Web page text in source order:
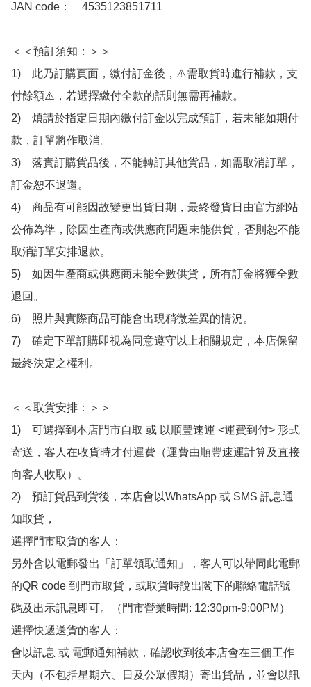
JAN code：　4535123851711
＜＜預訂須知：＞＞
1)　此乃訂購頁面，繳付訂金後，⚠️需取貨時進行補款，支
付餘額⚠️，若選擇繳付全款的話則無需再補款。
2)　煩請於指定日期內繳付訂金以完成預訂，若未能如期付
款，訂單將作取消。
3)　落實訂購貨品後，不能轉訂其他貨品，如需取消訂單，
訂金恕不退還。
4)　商品有可能因故變更出貨日期，最終發貨日由官方網站
公佈為準，除因生產商或供應商問題未能供貨，否則恕不能
取消訂單安排退款。
5)　如因生產商或供應商未能全數供貨，所有訂金將獲全數
退回。
6)　照片與實際商品可能會出現稍微差異的情況。
7)　確定下單訂購即視為同意遵守以上相關規定，本店保留
最終決定之權利。
＜＜取貨安排：＞＞
1)　可選擇到本店門市自取 或 以順豐速運 <運費到付> 形式
寄送，客人在收貨時才付運費（運費由順豐速運計算及直接
向客人收取）。
2)　預訂貨品到貨後，本店會以WhatsApp 或 SMS 訊息通
知取貨，
選擇門市取貨的客人：
另外會以電郵發出「訂單領取通知」，客人可以帶同此電郵
的QR code 到門市取貨，或取貨時說出閣下的聯絡電話號
碼及出示訊息即可。（門市營業時間: 12:30pm-9:00PM）
選擇快遞送貨的客人：
會以訊息 或 電郵通知補款，確認收到後本店會在三個工作
天內（不包括星期六、日及公眾假期）寄出貨品，並會以訊